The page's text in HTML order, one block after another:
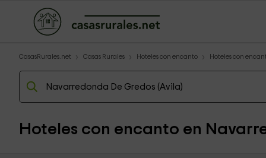
CasasRurales.net Casas Rurales Hoteles con encanto Hoteles con
Hoteles con encanto en